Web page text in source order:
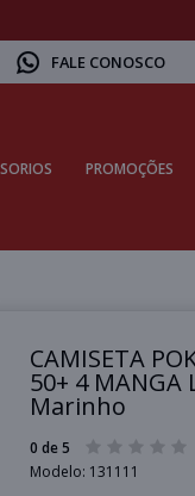
FALE CONOSCO
PROMOÇÕES
CAMISETA
50+ 4 MANGA
Marinho
0 de 5
Modelo: 131111